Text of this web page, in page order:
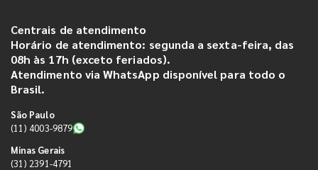
Centrais de atendimento
Horário de atendimento: segunda a sexta-feira, das
08h às 17h (exceto feriados).
Atendimento via WhatsApp disponível para todo o
Brasil.
São Paulo
(11) 4003-9879
Minas Gerais
(31) 2391-4791